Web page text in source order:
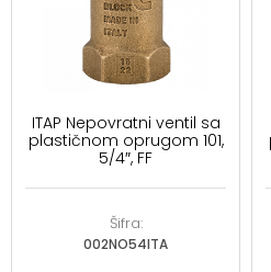
ITAP Nepovratni ventil sa
plastičnom oprugom 101,
5/4″, FF
Šifra:
002NO54ITA